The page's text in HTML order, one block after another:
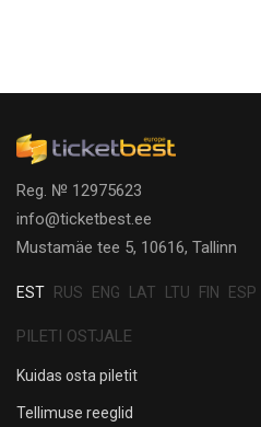
Reg. № 12975623
info@ticketbest.ee
Mustamäe tee 5, 10616, Tallinn
EST RUS ENG LAT LTU FIN ESP
PILETI OSTJALE
Kuidas osta piletit
Tellimuse reeglid